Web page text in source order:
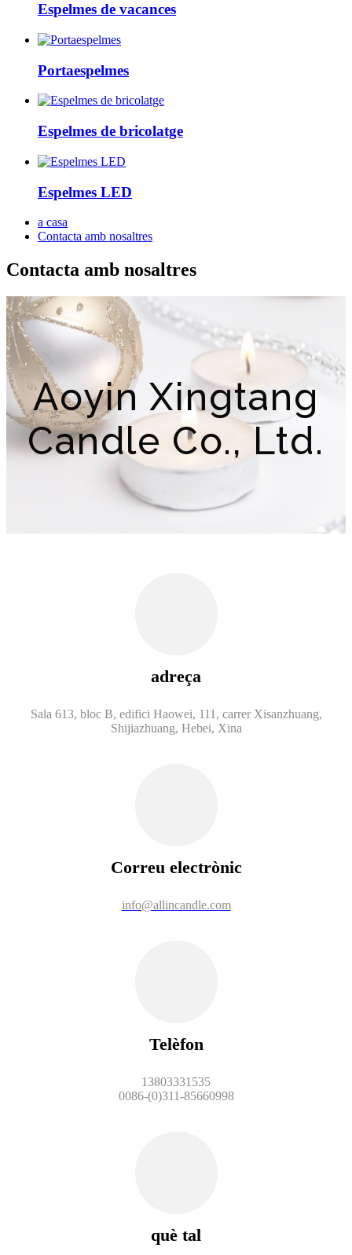
Espelmes de vacances
Portaespelmes
Espelmes de bricolatge
Espelmes LED
a casa
Contacta amb nosaltres
Contacta amb nosaltres
Aoyin Xingtang
Candle Co., Ltd.
adreça
Sala 613, bloc B, edifici Haowei, 111, carrer Xisanzhuang,
Shijiazhuang, Hebei, Xina
Correu electrònic
info@allincandle.com
Telèfon
13803331535
0086-(0)311-85660998
què tal